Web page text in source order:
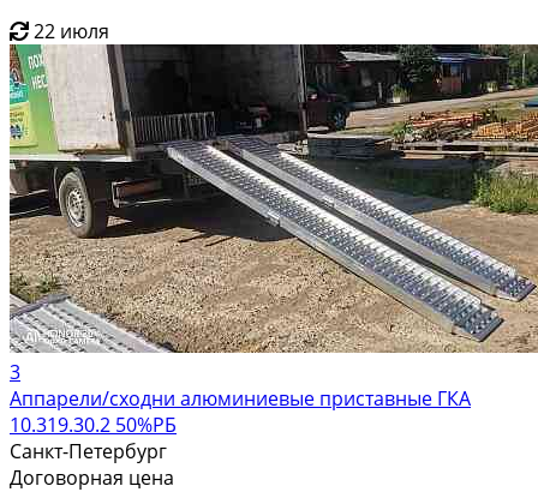
22 июля
3
Аппарели/сходни алюминиевые приставные ГКА
10.319.30.2 50%РБ
Санкт-Петербург
Договорная цена